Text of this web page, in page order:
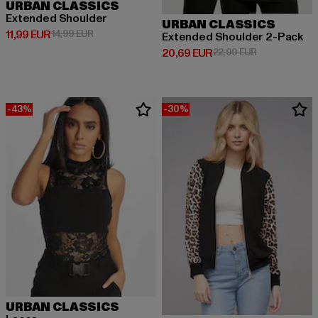
URBAN CLASSICS
Extended Shoulder
11,99 EUR
Derzeitiger Preis: 11,99 EUR
14,99 EURAktionspreis: 14,99 EUR
URBAN CLASSICS
Extended Shoulder 2-Pack
20,69 EUR
Derzeitiger Preis: 20,69 EUR
22,99 EURAktionspreis:
-43%
URBAN CLASSICS
-30%